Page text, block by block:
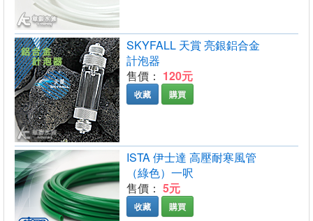
SKYFALL 天賞 亮銀鋁合金
計泡器
售價： 120元
收藏 購買
ISTA 伊士達 高壓耐寒風管
（綠色）一呎
售價： 5元
收藏 購買